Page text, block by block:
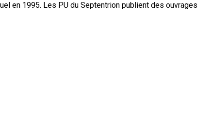
en 1995. Les PU du Septentrion publient des ouvrages